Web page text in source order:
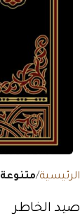
الرئيسية متنوعة
صيد الخاطر